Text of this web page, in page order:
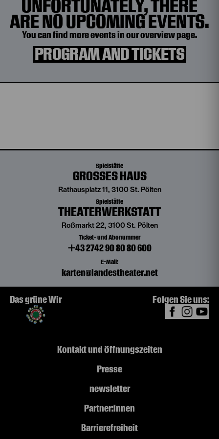
UNFORTUNATELY, THERE
ARE NO UPCOMING EVENTS.
You can find more events in our overview page.
PROGRAM AND TICKETS
Spielstätte
GROSSES HAUS
Rathausplatz 11, 3100 St. Pölten
Spielstätte
THEATERWERKSTATT
Roßmarkt 22, 3100 St. Pölten
Ticket- und Abonummer
+43 2742 90 80 80 600
E-Mail:
karten@landestheater.net
Das grüne Wir Folgen Sie uns:
Kontakt und Öffnungszeiten
Presse
newsletter
Partner:innen
Barrierefreiheit